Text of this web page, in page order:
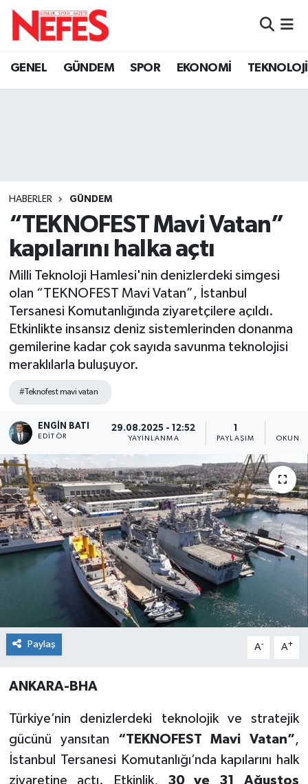
GENEL GÜNDEM SPOR EKONOMİ TEKNOLOJİ
HABERLER GÜNDEM
“TEKNOFEST Mavi Vatan”
kapılarını halka açtı
Milli Teknoloji Hamlesi'nin denizlerdeki simgesi
olan “TEKNOFEST Mavi Vatan”, İstanbul
Tersanesi Komutanlığında ziyaretçilere açıldı.
Etkinlikte insansız deniz sistemlerinden donanma
gemilerine kadar çok sayıda savunma teknolojisi
meraklılarla buluşuyor.
#Teknofest mavi vatan
ENGIN BATI
EDITÖR
29.08.2025 - 12:52
YAYINLANMA
1
PAYLAŞIM
Paylaş A- A+
ANKARA-BHA
Türkiye’nin denizlerdeki teknolojik ve stratejik
gücünü yansıtan “TEKNOFEST Mavi Vatan”,
İstanbul Tersanesi Komutanlığı’nda kapılarını halk
ziyaretine açtı. Etkinlik, 30 ve 31 Ağustos
Hava Durumu
Süper Lig Puan Durumu ve Fikstür
Tüm Manşetler
Son Dakika Haberleri
Haber Arşivi